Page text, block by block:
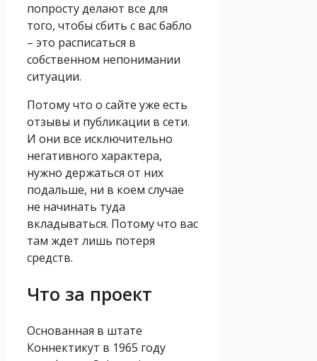
попросту делают все для
того, чтобы сбить с вас бабло
– это расписаться в
собственном непонимании
ситуации.
Потому что о сайте уже есть
отзывы и публикации в сети.
И они все исключительно
негативного характера,
нужно держаться от них
подальше, ни в коем случае
не начинать туда
вкладываться. Потому что вас
там ждет лишь потеря
средств.
Что за проект
Основанная в штате
Коннектикут в 1965 году